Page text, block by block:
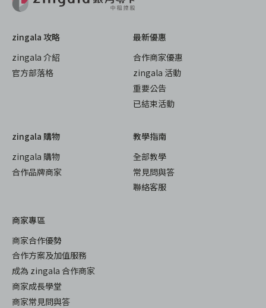
zingala 攻略
zingala 介紹
官方部落格
最新優惠
合作商家優惠
zingala 活動
重要公告
已結束活動
zingala 購物
zingala 購物
合作品牌商家
教學指南
全部教學
常見問與答
聯絡客服
商家專區
商家合作優勢
合作方案及加值服務
成為 zingala 合作商家
商家成長學堂
商家常見問與答